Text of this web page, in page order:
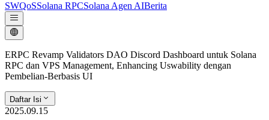
SWQoSSolana RPCSolana Agen AIBerita
ERPC Revamp Validators DAO Discord Dashboard untuk Solana
RPC dan VPS Management, Enhancing Uswability dengan
Pembelian-Berbasis UI
Daftar Isi
2025.09.15